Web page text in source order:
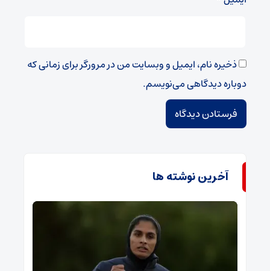
ذخیره نام، ایمیل و وبسایت من در مرورگر برای زمانی که
دوباره دیدگاهی می‌نویسم.
آخرین نوشته ها